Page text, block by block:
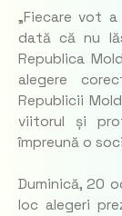
„Fiecare vot
dată că nu
Republica
alegere
Republicii
viitorul și
împreună o
Duminică, 20
loc alegeri